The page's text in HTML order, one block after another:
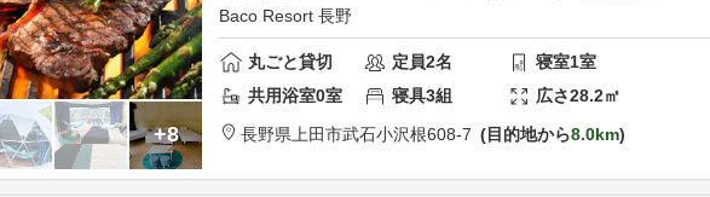
+8
Baco Resort 長野
丸ごと貸切 定員2名 寝室1室
共用浴室0室 寝具3組 広さ28.2㎡
長野県 上田市武石小沢根608-7 目的地から8.0km